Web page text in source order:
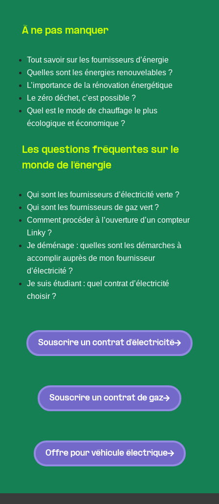
À ne pas manquer
Tout savoir sur les fournisseurs d’énergie
Quelles sont les énergies renouvelables ?
L’importance de la rénovation énergétique
Le zéro déchet, c’est possible ?
Quel est le mode de chauffage le plus
écologique et économique ?
Les questions fréquentes sur le
monde de l'énergie
Qui sont les fournisseurs d’électricité verte ?
Qui sont les fournisseurs de gaz vert ?
Comment procéder à l’ouverture d’un compteur
Linky ?
Je déménage : quelles sont les démarches à
accomplir auprès de mon fournisseur
d’électricité ?
Je suis étudiant : quel contrat d’électricité
choisir ?
Souscrire un contrat d'électricité
Souscrire un contrat de gaz
Offre pour véhicule électrique